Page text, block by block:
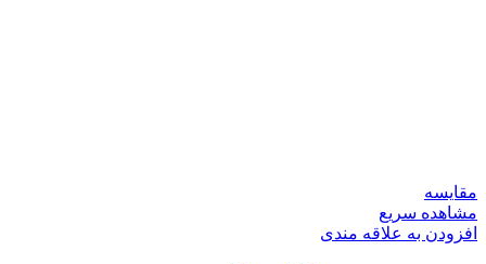
مقایسه
مشاهده سریع
افزودن به علاقه مندی